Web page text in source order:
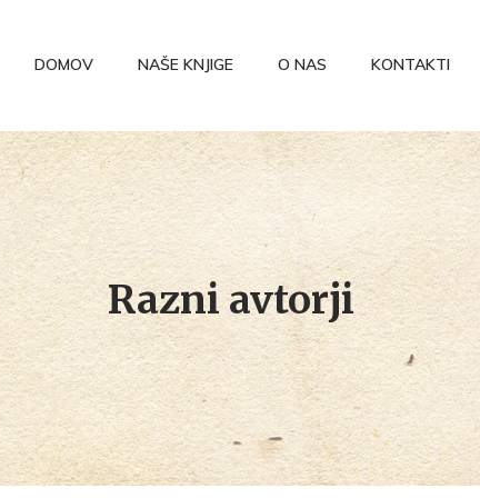
DOMOV NAŠE KNJIGE O NAS KONTAKTI
Razni avtorji